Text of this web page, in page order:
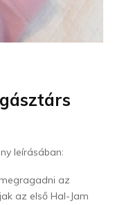
leírásában:
az
az első Hal-Jam